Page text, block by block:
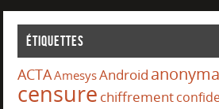
Étiquettes
ACTAAmesysAndroid
censure chiffrement